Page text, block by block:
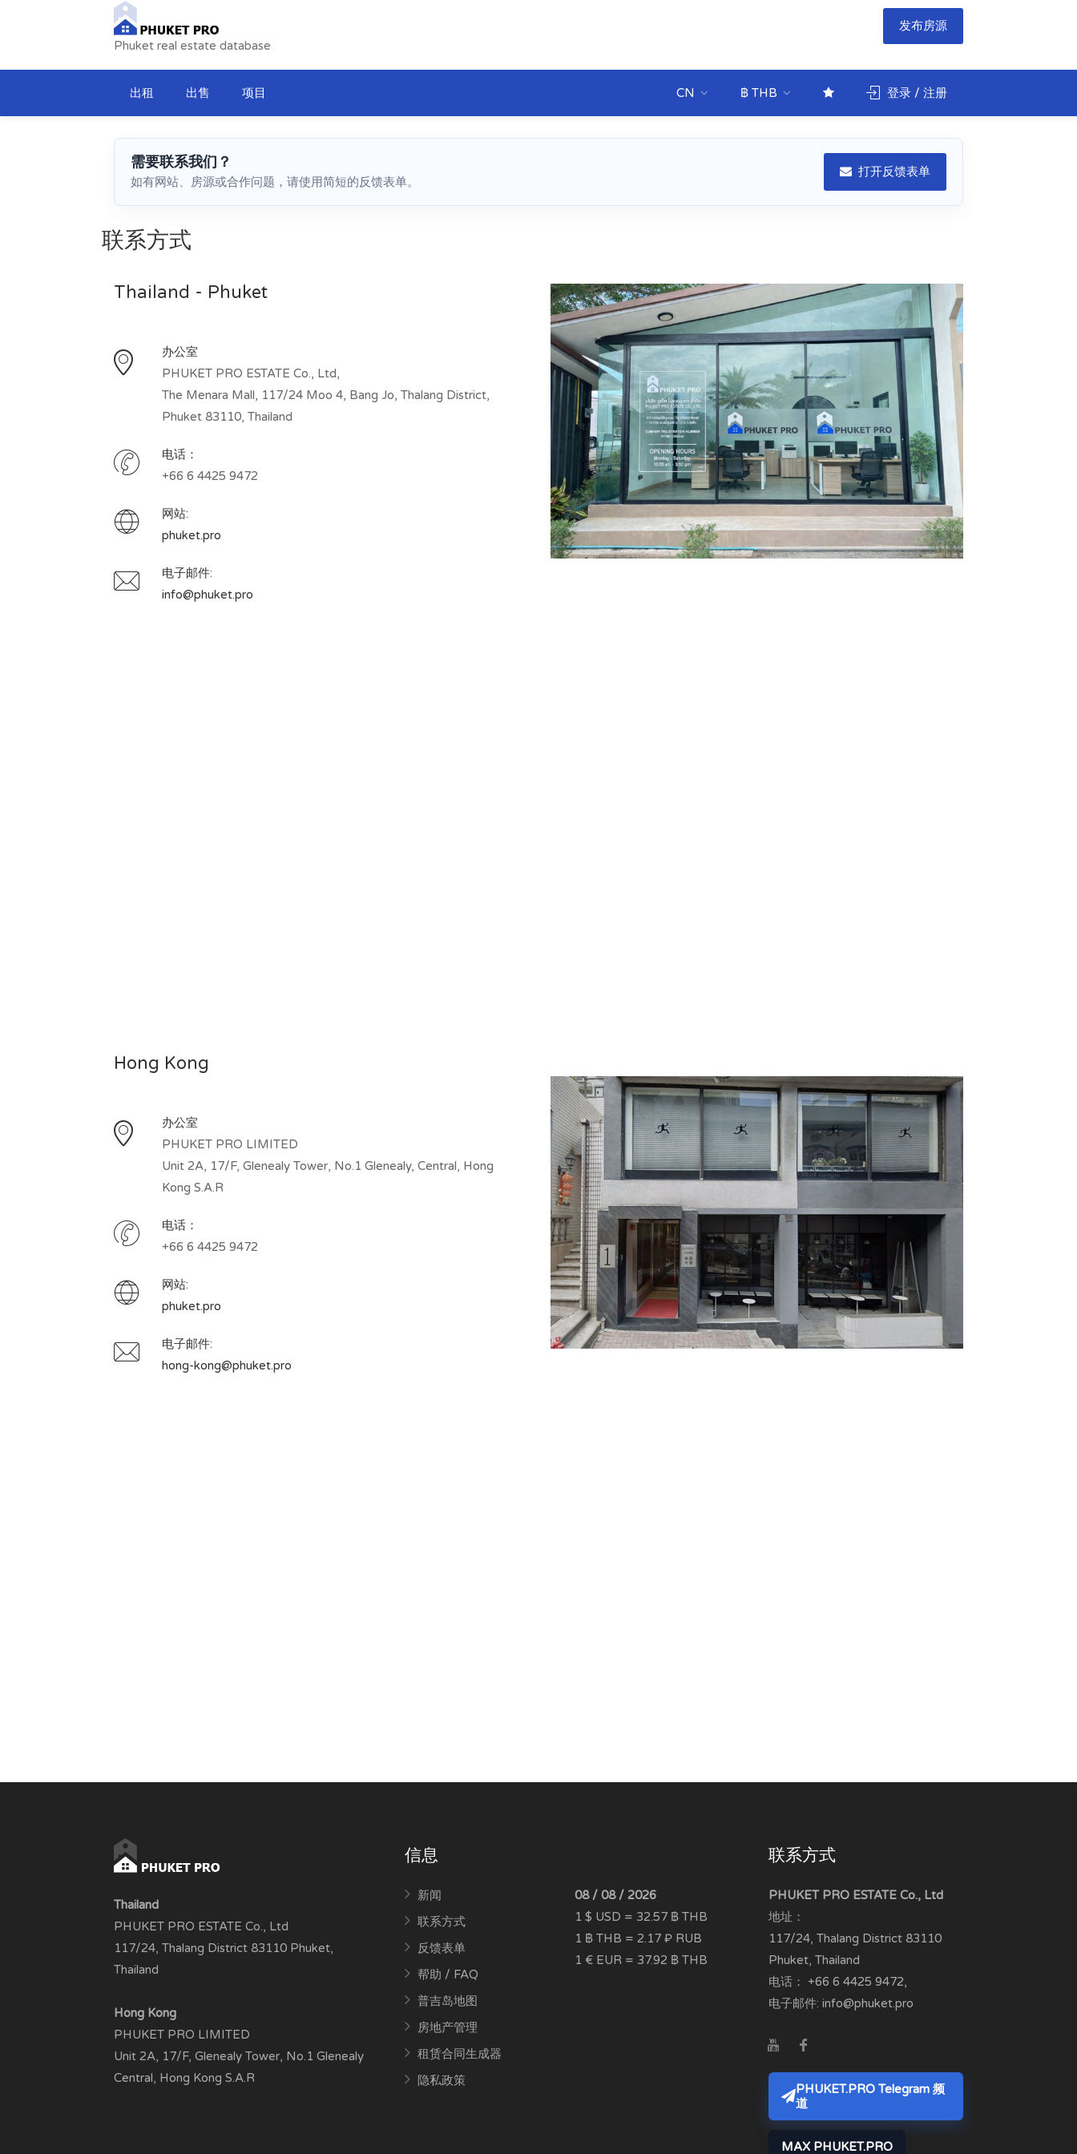
Phuket real estate database
发布房源
出租 出售 项目 登录 / 注册
฿ THB
CN
需要联系我们？
如有网站、房源或合作问题，请使用简短的反馈表单。
打开反馈表单
联系方式
Thailand - Phuket
办公室
PHUKET PRO ESTATE Co., Ltd,
The Menara Mall, 117/24 Moo 4, Bang Jo, Thalang District,
Phuket 83110, Thailand
电话：
+66 6 4425 9472
网站:
phuket.pro
电子邮件:
info@phuket.pro
Hong Kong
办公室
PHUKET PRO LIMITED
Unit 2A, 17/F, Glenealy Tower, No.1 Glenealy, Central, Hong
Kong S.A.R
电话：
+66 6 4425 9472
网站:
phuket.pro
电子邮件:
hong-kong@phuket.pro
Thailand
PHUKET PRO ESTATE Co., Ltd
117/24, Thalang District 83110 Phuket,
Thailand
Hong Kong
PHUKET PRO LIMITED
Unit 2A, 17/F, Glenealy Tower, No.1 Glenealy
Central, Hong Kong S.A.R
信息
新闻
联系方式
反馈表单
帮助 / FAQ
普吉岛地图
房地产管理
租赁合同生成器
隐私政策
08 / 08 / 2026
1 $ USD = 32.57 ฿ THB
1 ฿ THB = 2.17 ₽ RUB
1 € EUR = 37.92 ฿ THB
联系方式
PHUKET PRO ESTATE Co., Ltd
地址：
117/24, Thalang District 83110
Phuket, Thailand
电话：+66 6 4425 9472,
电子邮件:info@phuket.pro
PHUKET.PRO Telegram 频
道
MAX PHUKET.PRO